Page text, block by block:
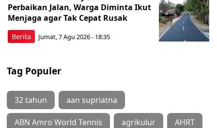
Berita
Perbaikan Jalan, Warga Diminta Ikut
Menjaga agar Tak Cepat Rusak
Jumat, 7 Agu 2026 - 18:35
Tag Populer
32 tahun aan supriatna
ABN Amro World Tennis agrikulur AHRT